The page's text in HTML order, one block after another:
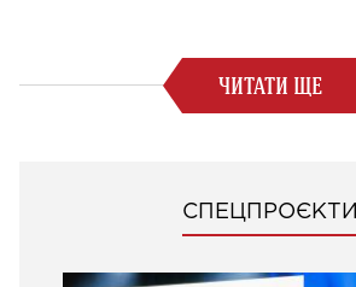
ЧИТАТИ ЩЕ
СПЕЦПРОЄКТИ